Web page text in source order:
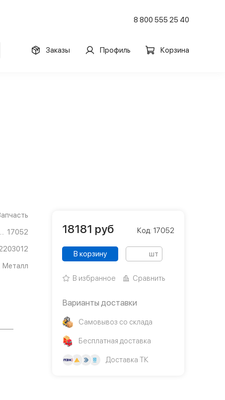
8 800 555 25 40
Заказы Профиль Корзина
17052
Металл
18181 руб Код: 17052
В корзину шт
В избранное Сравнить
Варианты доставки
Самовывоз со склада
Бесплатная доставка
Доставка ТК